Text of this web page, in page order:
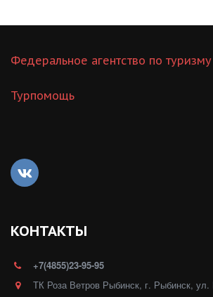
Федеральное агентство по туризму
Турпомощь
КОНТАКТЫ
+7(4855)23-95-95
ТК Роза Ветров Рыбинск, г. Рыбинск, ул.